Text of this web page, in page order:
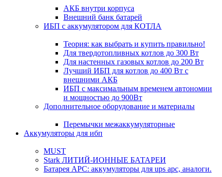
АКБ внутри корпуса
Внешний банк батарей
ИБП с аккумулятором для КОТЛА
Теория: как выбрать и купить правильно!
Для твердотопливных котлов до 300 Вт
Для настенных газовых котлов до 200 Вт
Лучший ИБП для котлов до 400 Вт с
внешними АКБ
ИБП с максимальным временем автономии
и мощностью до 900Вт
Дополнительное оборудование и материалы
Перемычки межаккумуляторные
Аккумуляторы для ибп
MUST
Stark ЛИТИЙ-ИОННЫЕ БАТАРЕИ
Батарея APC: аккумуляторы для ups apc, аналоги.